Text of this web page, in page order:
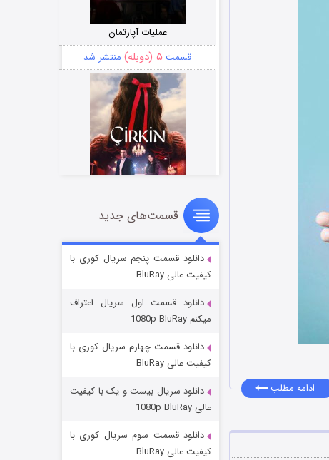
ادامه مطلب
عملیات آپارتمان
قسمت ۵ (دوبله) منتشر شد
سریال زشت
قسمت۲ (زیرنویس) منتشر شد
مردگان متحرک: شهر مرده ۳
قسمت‌های جدید
دانلود قسمت پنجم سریال کوری با
کیفیت عالی BluRay
دانلود قسمت اول سریال اعتراف
میکنم 1080p BluRay
دانلود قسمت چهارم سریال کوری با
کیفیت عالی BluRay
دانلود سریال بیست و یک با کیفیت
عالی 1080p BluRay
دانلود قسمت سوم سریال کوری با
کیفیت عالی BluRay